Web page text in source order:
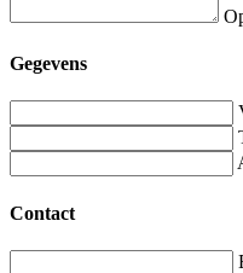
Gegevens
Contact